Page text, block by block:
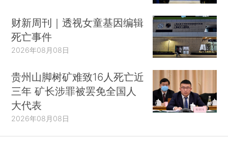
财新周刊｜透视女童基因编辑
死亡事件
2026年08月08日
贵州山脚树矿难致16人死亡近
三年 矿长涉罪被罢免全国人
大代表
2026年08月08日